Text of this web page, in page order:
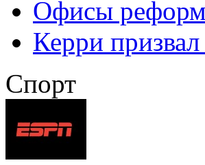
Офисы реформ
Керри
Спорт